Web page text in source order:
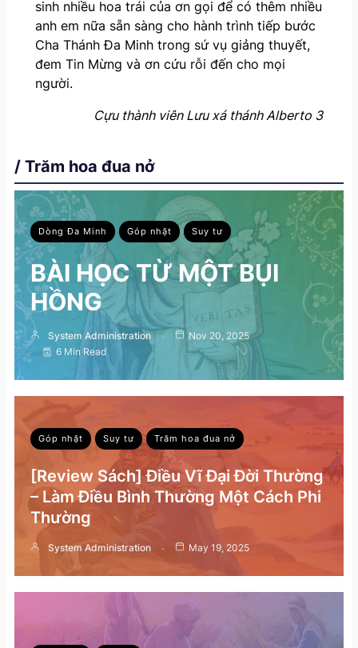
sinh nhiều hoa trái của ơn gọi để có thêm nhiều
anh em nữa sẵn sàng cho hành trình tiếp bước
Cha Thánh Đa Minh trong sứ vụ giảng thuyết,
đem Tin Mừng và ơn cứu rỗi đến cho mọi
người.
Cựu thành viên Lưu xá thánh Alberto 3
/ Trăm hoa đua nở
Dòng Đa Minh Góp nhặt Suy tư
BÀI HỌC TỪ MỘT BỤI
HỒNG
System Administration
Nov 20, 2025
6 Min Read
Góp nhặt Suy tư Trăm hoa đua nở
[Review Sách] Điều Vĩ Đại Đời Thường
– Làm Điều Bình Thường Một Cách Phi
Thường
System Administration May 19, 2025